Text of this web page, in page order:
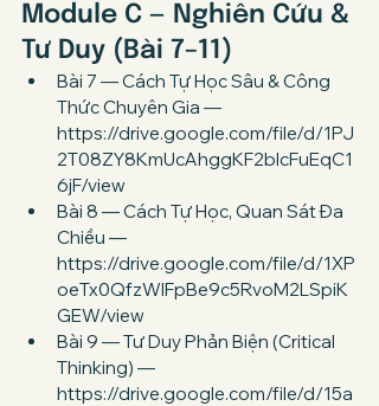
Module C — Nghiên Cứu &
Tư Duy (Bài 7–11)
Bài 7 — Cách Tự Học Sâu & Công
Thức Chuyên Gia —
https://drive.google.com/file/d/1PJ
2T08ZY8KmUcAhggKF2bIcFuEqC1
6jF/view
Bài 8 — Cách Tự Học, Quan Sát Đa
Chiều —
https://drive.google.com/file/d/1XP
oeTx0QfzWIFpBe9c5RvoM2LSpiK
GEW/view
Bài 9 — Tư Duy Phản Biện (Critical
Thinking) —
https://drive.google.com/file/d/15a